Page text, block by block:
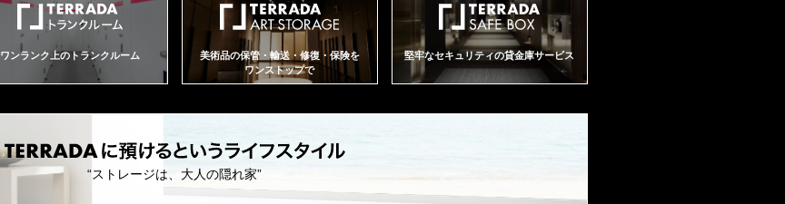
ワンランク上のトランクルーム
美術品の保管・輸送・修復・保険を
ワンストップで
堅牢なセキュリティの貸金庫サービス
“ストレージは、大人の隠れ家”